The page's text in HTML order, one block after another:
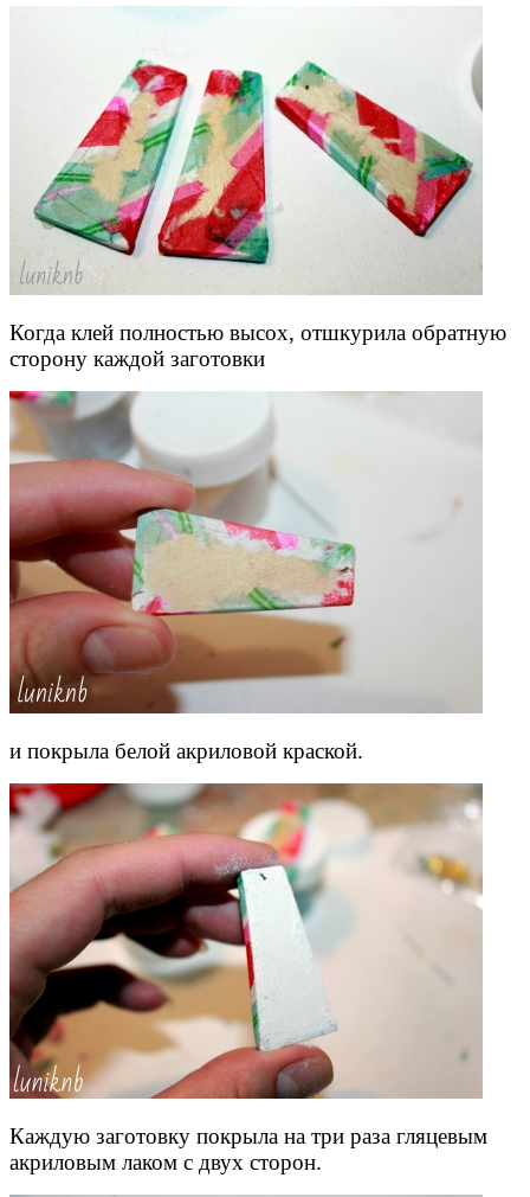
Когда клей полностью высох, отшкурила обратную
сторону каждой заготовки
и покрыла белой акриловой краской.
Каждую заготовку покрыла на три раза гляцевым
акриловым лаком с двух сторон.